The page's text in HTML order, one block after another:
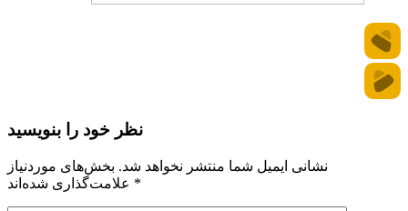
نظر خود را بنویسید
نشانی ایمیل شما منتشر نخواهد شد. بخش‌های موردنیاز
*